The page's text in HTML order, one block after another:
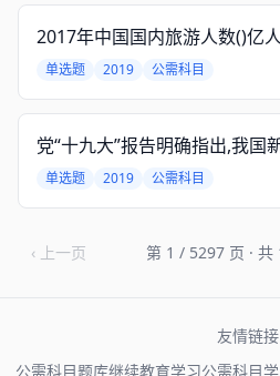
2017年中国国内旅游人数()亿人
单选题 2019 公需科目
党“十九大”报告明确指出,我国
单选题 2019 公需科目
‹ 上一页 第 1 / 5297 页 · 共
友情链接
公需科目题库继续教育学习公需科目